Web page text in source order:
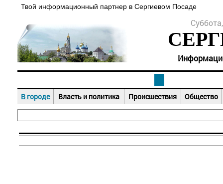
Твой информационный партнер в Сергиевом Посаде
В городе Власть и политика Происшествия Общество